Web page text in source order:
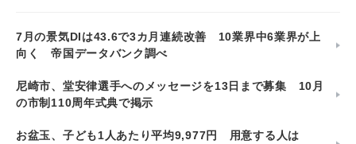
7月の景気DIは43.6で3カ月連続改善 10業界中6業界が上
向く 帝国データバンク調べ
尼崎市、堂安律選手へのメッセージを13日まで募集 10月
の市制110周年式典で掲示
お盆玉、子ども1人あたり平均9,977円 用意する人は